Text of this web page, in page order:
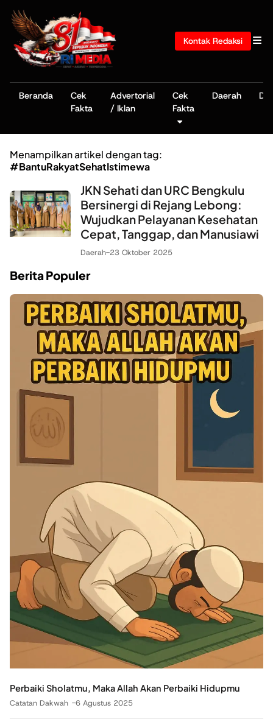
Kontak Redaksi
Beranda
Cek
Fakta
Advertorial
/ Iklan
Cek
Fakta
Daerah
Menampilkan artikel dengan tag:
#BantuRakyatSehatIstimewa
JKN Sehati dan URC Bengkulu
Bersinergi di Rejang Lebong:
Wujudkan Pelayanan Kesehatan
Cepat, Tanggap, dan Manusiawi
Daerah-23 Oktober 2025
Berita Populer
Perbaiki Sholatmu, Maka Allah Akan Perbaiki Hidupmu
Catatan Dakwah 6 Agustus 2025